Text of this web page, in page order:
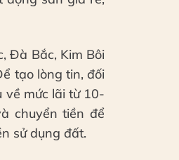
Đà Bắc, Kim Bôi
tạo lòng tin, đối
về mức lãi từ 10-
chuyển tiền để
sử dụng đất.